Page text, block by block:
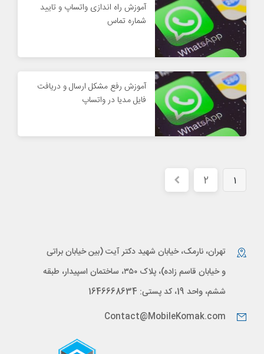
آموزش راه اندازی واتساپ و تایید
شماره تماس
آموزش رفع مشکل ارسال و دریافت
فایل مدیا در واتساپ
1
2
تهران، نارمک، خیابان شهید دکتر آیت (بین خیابان براتی
و خیابان قاسم زاده)، پلاک ۳۵۰، ساختمان اسپیدار، طبقه
ششم، واحد 19، کد پستی: 1646668634
Contact@MobileKomak.com